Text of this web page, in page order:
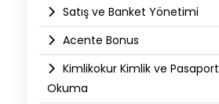
Satış ve Banket Yönetimi
Acente Bonus
Kimlikokur Kimlik ve Pasaport
Okuma